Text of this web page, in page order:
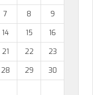
7 8
9
14 15
16
21 22
23
28 29
30